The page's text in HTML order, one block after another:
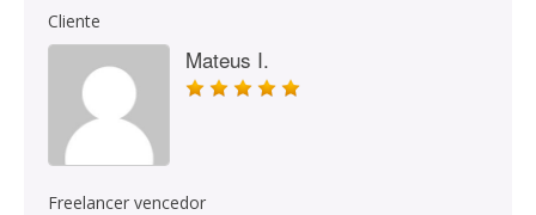
Cliente
Mateus I.
Freelancer vencedor